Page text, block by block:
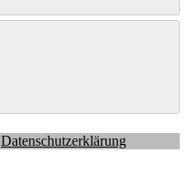
Datenschutzerklärung